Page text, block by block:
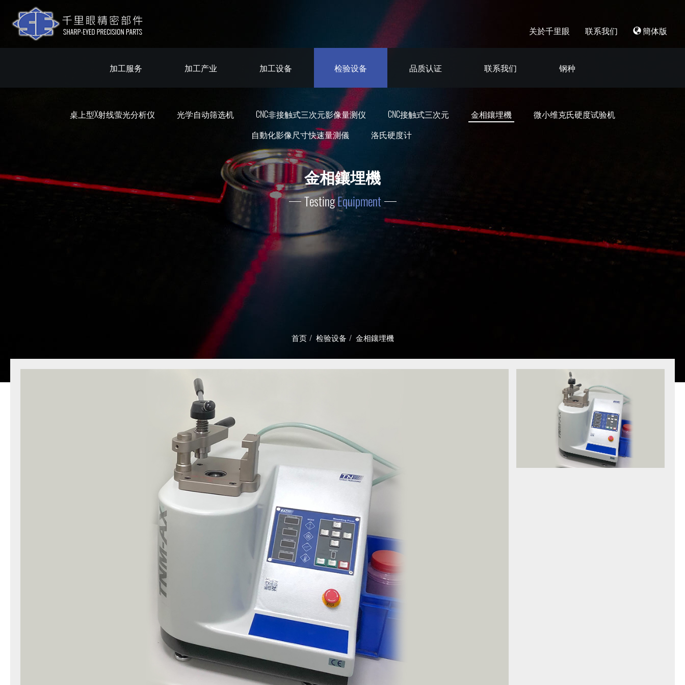
关於千里眼 联系我们 簡体版
加工服务 加工产业 加工设备 检验设备 品质认证 联系我们 钢种
桌上型X射线萤光分析仪 光学自动筛选机 CNC非接触式三次元影像量测仪 CNC接触式三次元 金相鑲埋機
微小维克氏硬度试验机
自動化影像尺寸快速量測儀
洛氏硬度计
金相鑲埋機
TestingEquipment
首页 检验设备 金相鑲埋機